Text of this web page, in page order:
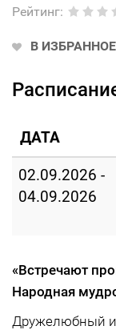
Рейтинг:
В ИЗБРАННОЕ
ДАТА
02.09.2026 -
04.09.2026
«Встречают
Народная
Дружелюбный